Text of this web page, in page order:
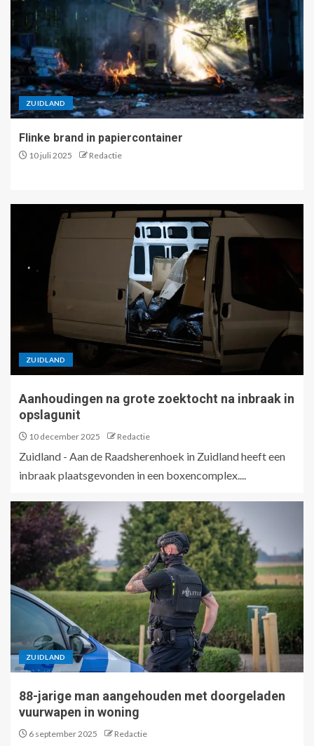
ZUIDLAND
Flinke brand in papiercontainer
10 juli 2025 Redactie
ZUIDLAND
Aanhoudingen na grote zoektocht na inbraak in
opslagunit
10 december 2025 Redactie
Zuidland - Aan de Raadsherenhoek in Zuidland heeft een
inbraak plaatsgevonden in een boxencomplex....
ZUIDLAND
88-jarige man aangehouden met doorgeladen
vuurwapen in woning
6 september 2025 Redactie